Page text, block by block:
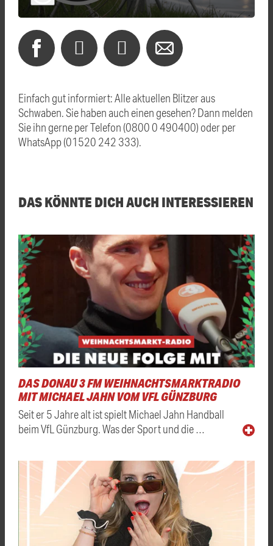
Einfach gut informiert: Alle aktuellen Blitzer aus
Schwaben. Sie haben auch einen gesehen? Dann melden
Sie ihn gerne per Telefon (0800 0 490400) oder per
WhatsApp (01520 242 333).
DAS KÖNNTE DICH AUCH INTERESSIEREN
DAS DONAU 3 FM WEIHNACHTSMARKTRADIO
MIT MICHAEL JAHN VOM VFL GÜNZBURG
Seit er 5 Jahre alt ist spielt Michael Jahn Handball
beim VfL Günzburg. Was der Sport und die …